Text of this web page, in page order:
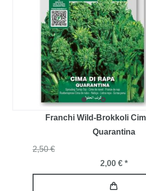
Franchi Wild-Brokkoli
Quarantina
2,50 €
2,00 € *